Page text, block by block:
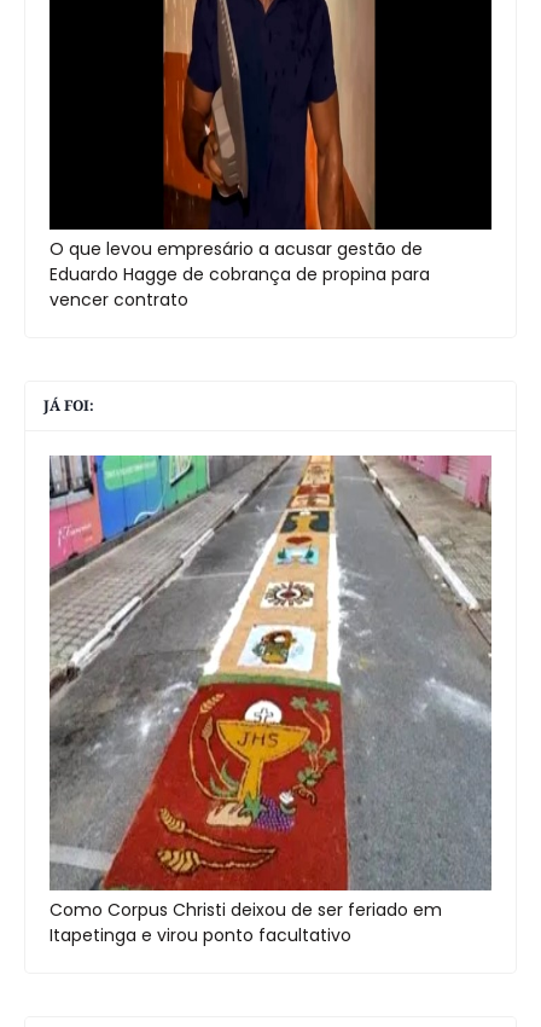
O que levou empresário a acusar gestão de
Eduardo Hagge de cobrança de propina para
vencer contrato
JÁ FOI:
Como Corpus Christi deixou de ser feriado em
Itapetinga e virou ponto facultativo